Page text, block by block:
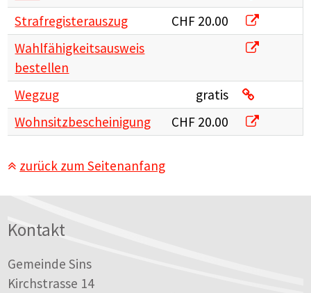
Strafregisterauszug
CHF 20.00
Wahlfähigkeitsausweis
bestellen
Wegzug gratis
Wegzug
Wohnsitzbescheinigung
CHF 20.00
zurück zum Seitenanfang
Footer
Kontakt
Gemeinde Sins
Kirchstrasse 14